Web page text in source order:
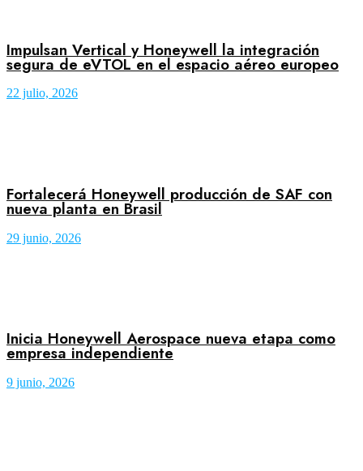
Impulsan Vertical y Honeywell la integración
segura de eVTOL en el espacio aéreo europeo
22 julio, 2026
Fortalecerá Honeywell producción de SAF con
nueva planta en Brasil
29 junio, 2026
Inicia Honeywell Aerospace nueva etapa como
empresa independiente
9 junio, 2026